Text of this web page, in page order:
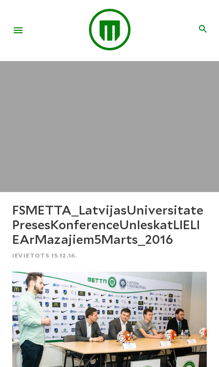
FSMETTA_LatvijasUniversitate
PresesKonferenceUnIeskatLIELI
EArMazajiem5Marts_2016
IEVIETOTS 15.12.16.